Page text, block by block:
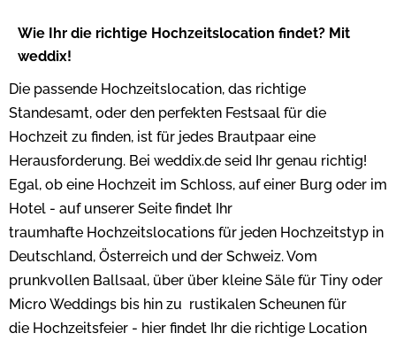
Wie Ihr die richtige Hochzeitslocation findet? Mit
weddix!
Die passende Hochzeitslocation, das richtige
Standesamt, oder den perfekten Festsaal für die
Hochzeit zu finden, ist für jedes Brautpaar eine
Herausforderung. Bei weddix.de seid Ihr genau richtig!
Egal, ob eine Hochzeit im Schloss, auf einer Burg oder im
Hotel - auf unserer Seite findet Ihr
traumhafte Hochzeitslocations für jeden Hochzeitstyp in
Deutschland, Österreich und der Schweiz. Vom
prunkvollen Ballsaal, über über kleine Säle für Tiny oder
Micro Weddings bis hin zu rustikalen Scheunen für
die Hochzeitsfeier - hier findet Ihr die richtige Location